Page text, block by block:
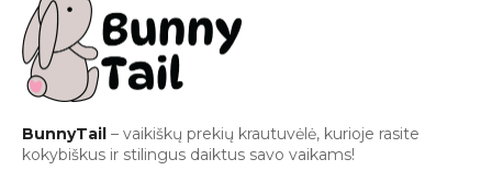
BunnyTail – vaikiškų prekių krautuvėlė, kurioje rasite
kokybiškus ir stilingus daiktus savo vaikams!